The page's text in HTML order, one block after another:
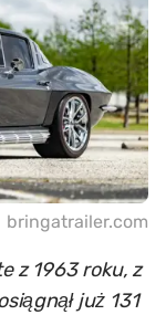
bringatrailer.com
z 1963 roku, z
już 131